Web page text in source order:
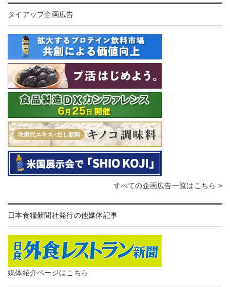
タイアップ企画広告
すべての企画広告一覧はこちら >
日本食糧新聞社発行の他媒体記事
媒体紹介ページはこちら